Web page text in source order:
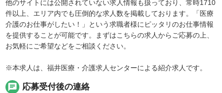
他のサイトには公開されていない求人情報も扱っており、常時1710
件以上、エリア内でも圧倒的な求人数を掲載しております。「医療
介護のお仕事がしたい！」という求職者様にピッタリのお仕事情報
を提供することが可能です。まずはこちらの求人からご応募の上、
お気軽にご希望などをご相談ください。
※本求人は、福井医療・介護求人センターによる紹介求人です。
chat 応募受付後の連絡